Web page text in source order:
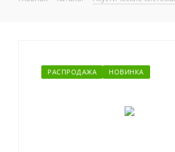
РАСПРОДАЖА НОВИНКА